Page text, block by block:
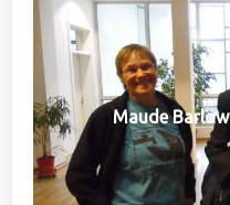
Maude